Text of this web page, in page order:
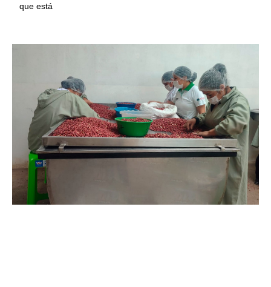
que está